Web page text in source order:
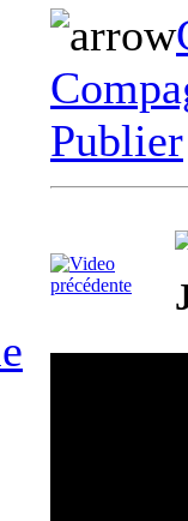
Publier